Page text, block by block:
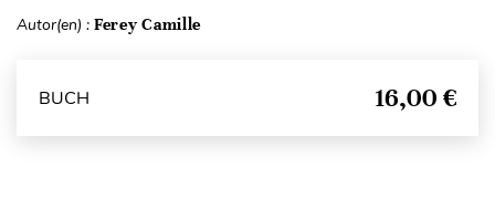
Autor(en) : Ferey Camille
BUCH 16,00 €